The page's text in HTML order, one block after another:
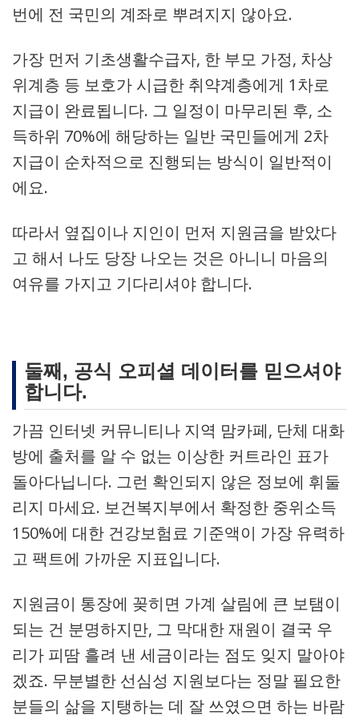
번에 전 국민의 계좌로 뿌려지지 않아요.
가장 먼저 기초생활수급자, 한 부모 가정, 차상
위계층 등 보호가 시급한 취약계층에게 1차로
지급이 완료됩니다. 그 일정이 마무리된 후, 소
득하위 70%에 해당하는 일반 국민들에게 2차
지급이 순차적으로 진행되는 방식이 일반적이
에요.
따라서 옆집이나 지인이 먼저 지원금을 받았다
고 해서 나도 당장 나오는 것은 아니니 마음의
여유를 가지고 기다리셔야 합니다.
둘째, 공식 오피셜 데이터를 믿으셔야
합니다.
가끔 인터넷 커뮤니티나 지역 맘카페, 단체 대화
방에 출처를 알 수 없는 이상한 커트라인 표가
돌아다닙니다. 그런 확인되지 않은 정보에 휘둘
리지 마세요. 보건복지부에서 확정한 중위소득
150%에 대한 건강보험료 기준액이 가장 유력하
고 팩트에 가까운 지표입니다.
지원금이 통장에 꽂히면 가계 살림에 큰 보탬이
되는 건 분명하지만, 그 막대한 재원이 결국 우
리가 피땀 흘려 낸 세금이라는 점도 잊지 말아야
겠죠. 무분별한 선심성 지원보다는 정말 필요한
분들의 삶을 지탱하는 데 잘 쓰였으면 하는 바람